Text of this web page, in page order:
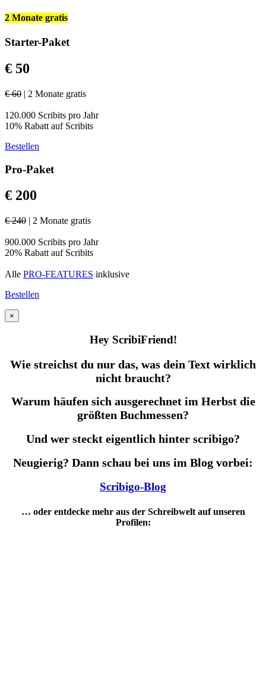
2 Monate gratis
Starter-Paket
€ 50
€ 60 | 2 Monate gratis
120.000 Scribits pro Jahr
10% Rabatt auf Scribits
Bestellen
Pro-Paket
€ 200
€ 240 | 2 Monate gratis
900.000 Scribits pro Jahr
20% Rabatt auf Scribits
Alle PRO-FEATURES inklusive
Bestellen
×
Hey ScribiFriend!
Wie streichst du nur das, was dein Text wirklich
nicht braucht?
Warum häufen sich ausgerechnet im Herbst die
größten Buchmessen?
Und wer steckt eigentlich hinter scribigo?
Neugierig? Dann schau bei uns im Blog vorbei:
Scribigo-Blog
… oder entdecke mehr aus der Schreibwelt auf unseren
Profilen: